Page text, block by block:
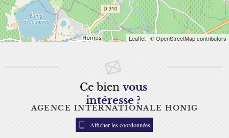
Leaflet | © OpenStreetMap contributors
Ce bien vous
intéresse ?
AGENCE INTERNATIONALE HONIG
Afficher les coordonnées